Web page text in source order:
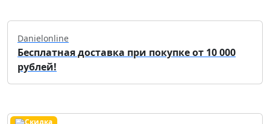
Danielonline
Бесплатная доставка при покупке от 10 000
рублей!